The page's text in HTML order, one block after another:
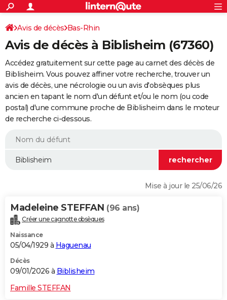
ACTUALITÉS
Politique
Société
Faits Divers
Education
Monde
Villes
+
SPORT
Coupe du monde 2026
Football
Tennis
Cyclisme
Rugby
Forum
Programme TV
TNT
Streaming
Cinéma
Sorties cinéma
Musique
+
FINANCE
Retraite
Impôts
Epargne
Immobilier
Risques naturels par ville
Banque
Assurance
Crédit
AUTO
Essais
Réserver un essai
Citadines
Berlines
SUV
Forum auto
+
HIGH-TECH
BRICOLAGE
WEEK-END
Alimentation
Guide de la santé
Maladies
Médicaments
Sommeil
VOYAGE
Destinations
City break
Voyage nature
Voyage de noces
Forum
Climat
+PHOTO
GUIDES D'ACHAT
Connexion
Avis de décès Bas-Rhin
Avis de décès à Biblisheim (67360)
Accédez gratuitement sur cette page au carnet des décès de
Biblisheim. Vous pouvez affiner votre recherche, trouver un
avis de décès, une nécrologie ou un avis d'obsèques plus
ancien en tapant le nom d'un défunt et/ou le nom (ou code
postal) d'une commune proche de Biblisheim dans le moteur
de recherche ci-dessous.
Mise à jour le 25/06/26
Madeleine STEFFAN (96 ans)
Créer une cagnotte obsèques
Naissance
05/04/1929 à Haguenau
Décès
09/01/2026 à Biblisheim
Famille STEFFAN